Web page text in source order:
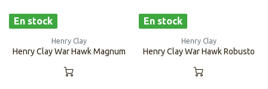
En stock
Henry Clay
Henry Clay War Hawk Magnum
En stock
Henry Clay
Henry Clay War Hawk Robusto